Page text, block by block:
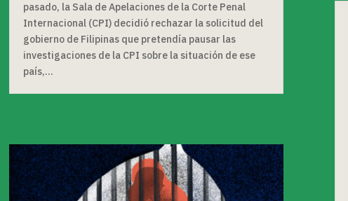
pasado, la Sala de Apelaciones de la Corte Penal
Internacional (CPI) decidió rechazar la solicitud del
gobierno de Filipinas que pretendía pausar las
investigaciones de la CPI sobre la situación de ese
país,...